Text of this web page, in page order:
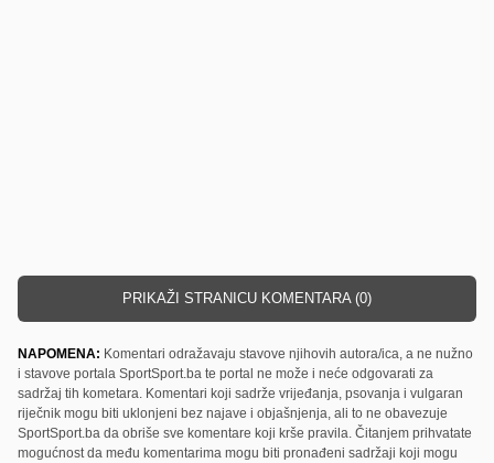
PRIKAŽI STRANICU KOMENTARA (0)
NAPOMENA: Komentari odražavaju stavove njihovih autora/ica, a ne nužno
i stavove portala SportSport.ba te portal ne može i neće odgovarati za
sadržaj tih kometara. Komentari koji sadrže vrijeđanja, psovanja i vulgaran
riječnik mogu biti uklonjeni bez najave i objašnjenja, ali to ne obavezuje
SportSport.ba da obriše sve komentare koji krše pravila. Čitanjem prihvatate
mogućnost da među komentarima mogu biti pronađeni sadržaji koji mogu